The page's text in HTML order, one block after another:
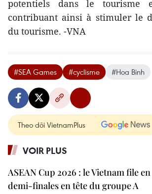
potentiels dans le tourisme
contribuant ainsi à stimuler le
du tourisme. -VNA
#SEA Games #cyclisme #Hoa Binh
Theo dõi VietnamPlus
VOIR PLUS
ASEAN Cup 2026 : le Vietnam file en
demi-finales en tête du groupe A